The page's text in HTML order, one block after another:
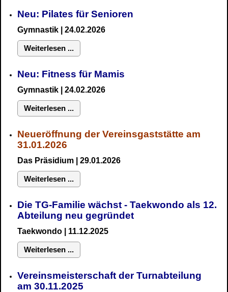
Neu: Pilates für Senioren
Gymnastik | 24.02.2026
Weiterlesen ...
Neu: Fitness für Mamis
Gymnastik | 24.02.2026
Weiterlesen ...
Neueröffnung der Vereinsgaststätte am
31.01.2026
Das Präsidium | 29.01.2026
Weiterlesen ...
Die TG-Familie wächst - Taekwondo als 12.
Abteilung neu gegründet
Taekwondo | 11.12.2025
Weiterlesen ...
Vereinsmeisterschaft der Turnabteilung
am 30.11.2025